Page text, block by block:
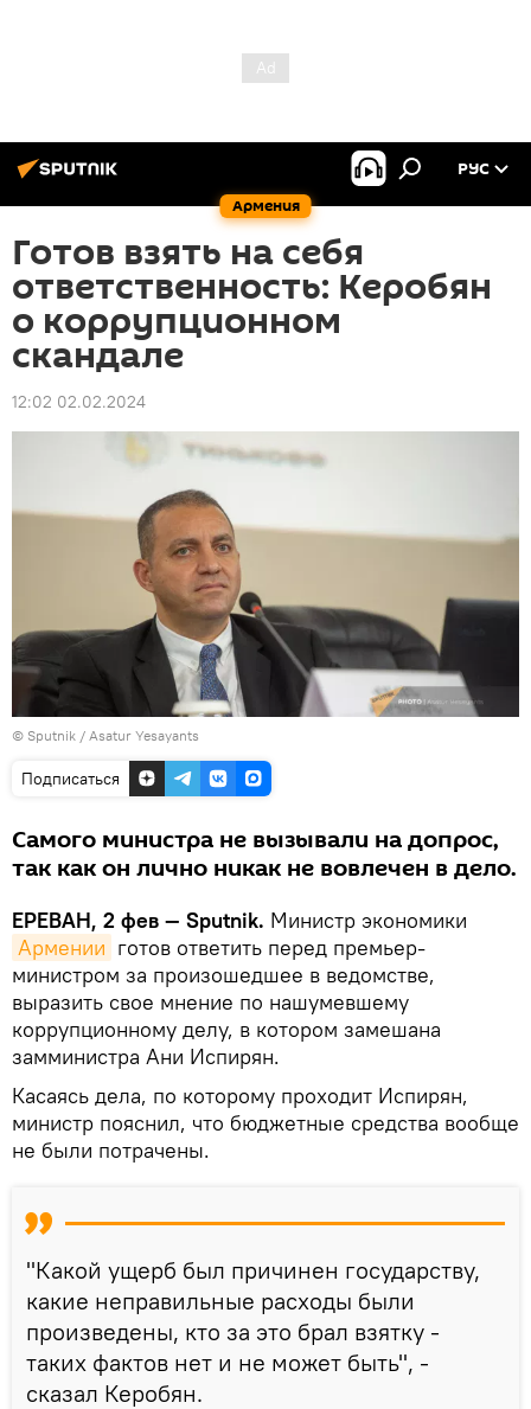
Армения
РУС
Готов взять на себя
ответственность: Керобян
о коррупционном
скандале
12:02 02.02.2024
© Sputnik / Asatur Yesayants
Подписаться
Самого министра не вызывали на допрос,
так как он лично никак не вовлечен в дело.
ЕРЕВАН, 2 фев — Sputnik. Министр экономики
Армении готов ответить перед премьер-
министром за произошедшее в ведомстве,
выразить свое мнение по нашумевшему
коррупционному делу, в котором замешана
замминистра Ани Испирян.
Касаясь дела, по которому проходит Испирян,
министр пояснил, что бюджетные средства вообще
не были потрачены.
"Какой ущерб был причинен государству,
какие неправильные расходы были
произведены, кто за это брал взятку -
таких фактов нет и не может быть", -
сказал Керобян.